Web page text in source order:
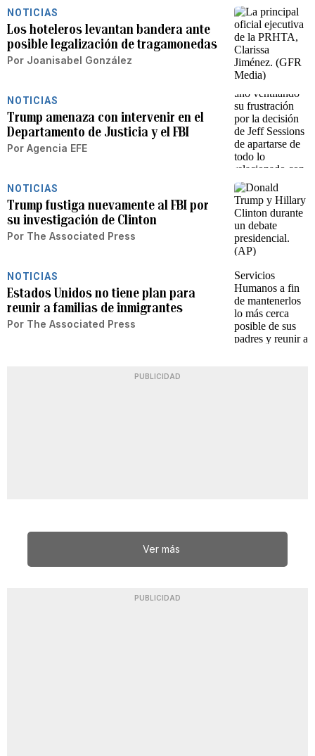
NOTICIAS
Los hoteleros levantan bandera ante
posible legalización de tragamonedas
Por Joanisabel González
NOTICIAS
Trump amenaza con intervenir en el
Departamento de Justicia y el FBI
Por Agencia EFE
NOTICIAS
Trump fustiga nuevamente al FBI por
su investigación de Clinton
Por The Associated Press
NOTICIAS
Estados Unidos no tiene plan para
reunir a familias de inmigrantes
Por The Associated Press
PUBLICIDAD
Ver más
PUBLICIDAD